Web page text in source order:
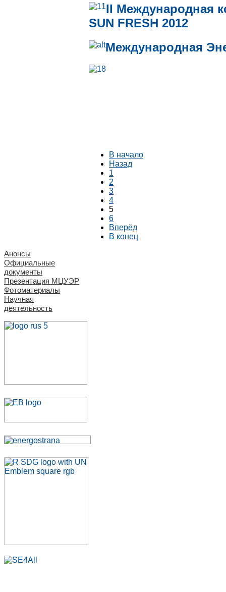
II Международная
SUN FRESH 2012
Международная
В начало
Назад
1
2
3
4
5
6
Вперёд
В конец
Анонсы
Официальные
документы
Презентация МЦУЭР
Фотоматериалы
Научная
деятельность